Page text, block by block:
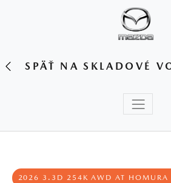
SPÄŤ NA SKLADOVÉ
2026 3.3D 254K AWD AT HOMURA